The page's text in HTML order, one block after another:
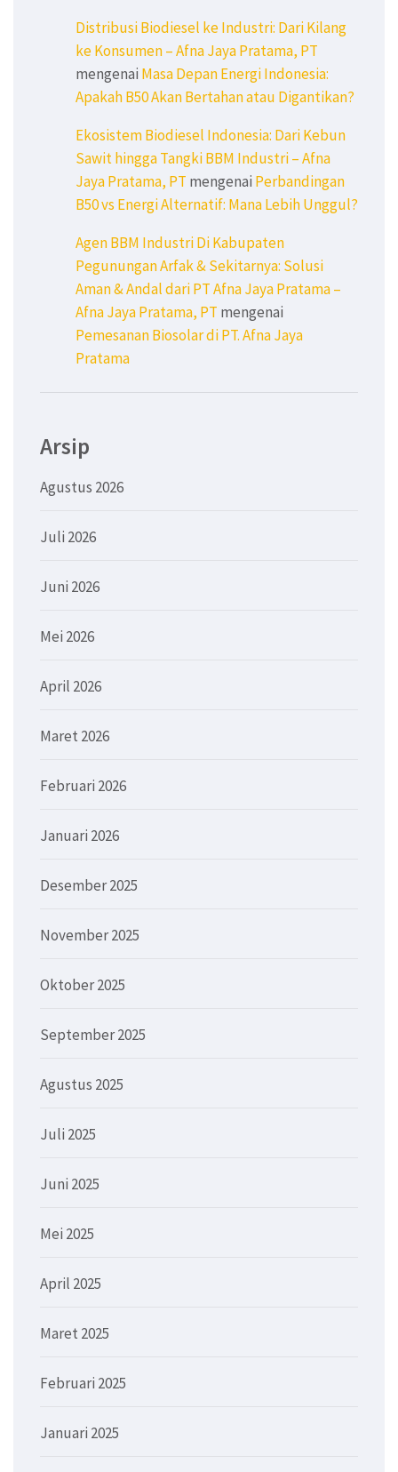
Distribusi Biodiesel ke Industri: Dari Kilang
ke Konsumen – Afna Jaya Pratama, PT
mengenai Masa Depan Energi Indonesia:
Apakah B50 Akan Bertahan atau Digantikan?
Ekosistem Biodiesel Indonesia: Dari Kebun
Sawit hingga Tangki BBM Industri – Afna
Jaya Pratama, PT mengenai Perbandingan
B50 vs Energi Alternatif: Mana Lebih Unggul?
Agen BBM Industri Di Kabupaten
Pegunungan Arfak & Sekitarnya: Solusi
Aman & Andal dari PT Afna Jaya Pratama –
Afna Jaya Pratama, PT mengenai
Pemesanan Biosolar di PT. Afna Jaya
Pratama
Arsip
Agustus 2026
Juli 2026
Juni 2026
Mei 2026
April 2026
Maret 2026
Februari 2026
Januari 2026
Desember 2025
November 2025
Oktober 2025
September 2025
Agustus 2025
Juli 2025
Juni 2025
Mei 2025
April 2025
Maret 2025
Februari 2025
Januari 2025